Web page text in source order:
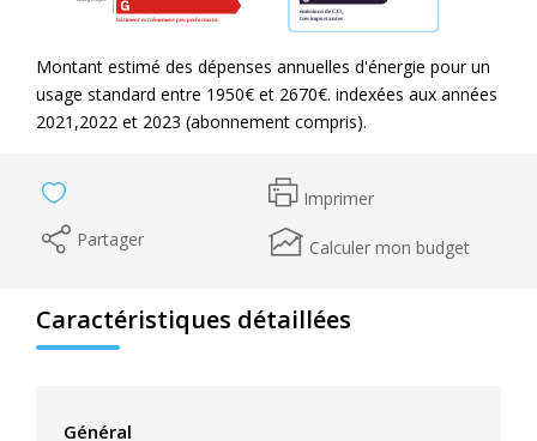
Montant estimé des dépenses annuelles d'énergie pour un
usage standard entre 1950€ et 2670€. indexées aux années
2021,2022 et 2023 (abonnement compris).
Imprimer
Partager
Calculer mon budget
Caractéristiques détaillées
Général